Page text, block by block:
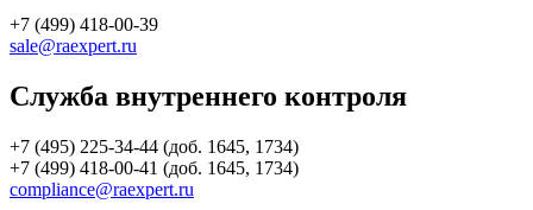
+7 (499) 418-00-39
sale@raexpert.ru
Служба внутреннего контроля
+7 (495) 225-34-44 (доб. 1645, 1734)
+7 (499) 418-00-41 (доб. 1645, 1734)
compliance@raexpert.ru